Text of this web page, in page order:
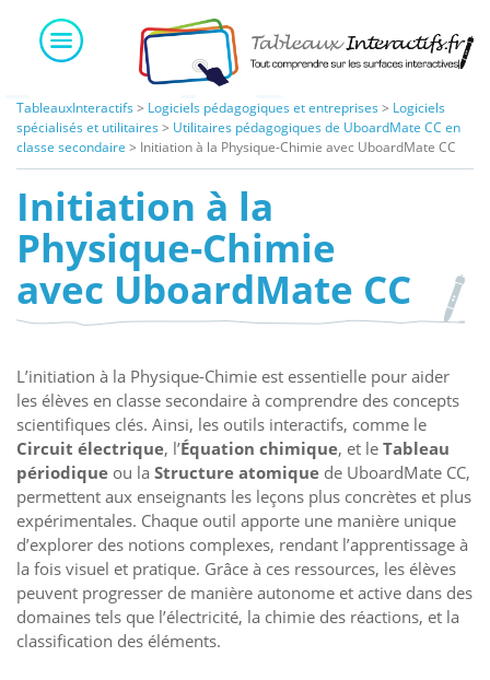
content
TableauxInteractifs > Logiciels pédagogiques et entreprises > Logiciels
spécialisés et utilitaires > Utilitaires pédagogiques de UboardMate CC en
classe secondaire > Initiation à la Physique-Chimie avec UboardMate CC
Initiation à la
Physique-Chimie
avec UboardMate CC
L’initiation à la Physique-Chimie est essentielle pour aider
les élèves en classe secondaire à comprendre des concepts
scientifiques clés. Ainsi, les outils interactifs, comme le
Circuit électrique, l’Équation chimique, et le Tableau
périodique ou la Structure atomique de UboardMate CC,
permettent aux enseignants les leçons plus concrètes et plus
expérimentales. Chaque outil apporte une manière unique
d’explorer des notions complexes, rendant l’apprentissage à
la fois visuel et pratique. Grâce à ces ressources, les élèves
peuvent progresser de manière autonome et active dans des
domaines tels que l’électricité, la chimie des réactions, et la
classification des éléments.